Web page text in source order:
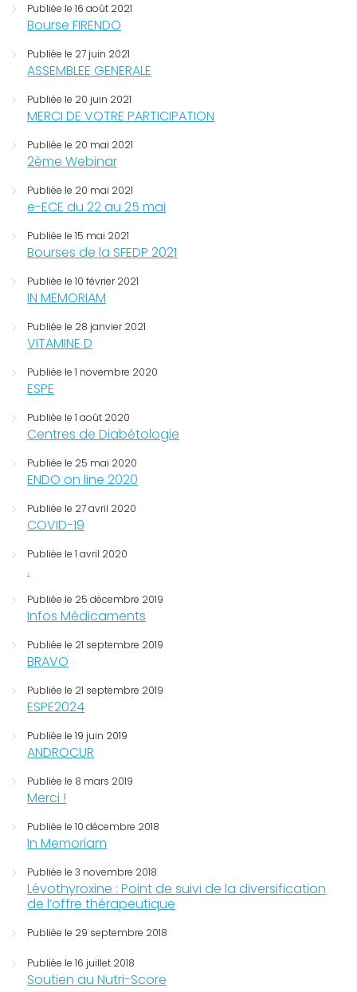
Publiée le 16 août 2021
Bourse FIRENDO
Publiée le 27 juin 2021
ASSEMBLEE GENERALE
Publiée le 20 juin 2021
MERCI DE VOTRE PARTICIPATION
Publiée le 20 mai 2021
2ème Webinar
Publiée le 20 mai 2021
e-ECE du 22 au 25 mai
Publiée le 15 mai 2021
Bourses de la SFEDP 2021
Publiée le 10 février 2021
IN MEMORIAM
Publiée le 28 janvier 2021
VITAMINE D
Publiée le 1 novembre 2020
ESPE
Publiée le 1 août 2020
Centres de Diabétologie
Publiée le 25 mai 2020
ENDO on line 2020
Publiée le 27 avril 2020
COVID-19
Publiée le 1 avril 2020
.
Publiée le 25 décembre 2019
Infos Médicaments
Publiée le 21 septembre 2019
BRAVO
Publiée le 21 septembre 2019
ESPE2024
Publiée le 19 juin 2019
ANDROCUR
Publiée le 8 mars 2019
Merci !
Publiée le 10 décembre 2018
In Memoriam
Publiée le 3 novembre 2018
Lévothyroxine : Point de suivi de la diversification
de l’offre thérapeutique
Publiée le 29 septembre 2018
Publiée le 16 juillet 2018
Soutien au Nutri-Score